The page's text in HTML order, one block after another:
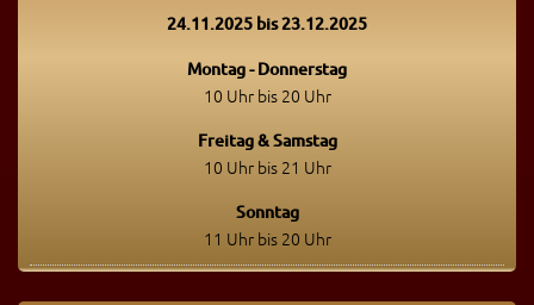
24.11.2025 bis 23.12.2025
Montag - Donnerstag
10 Uhr bis 20 Uhr
Freitag & Samstag
10 Uhr bis 21 Uhr
Sonntag
11 Uhr bis 20 Uhr